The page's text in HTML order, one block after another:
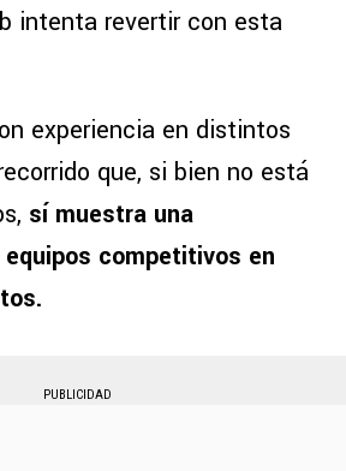
intenta revertir con esta
experiencia en distintos
que, si bien no está
sí muestra una
competitivos en
PUBLICIDAD